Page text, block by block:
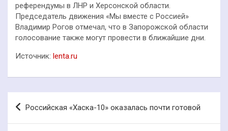
референдумы в ЛНР и Херсонской области.
Председатель движения «Мы вместе с Россией»
Владимир Рогов отмечал, что в Запорожской области
голосование также могут провести в ближайшие дни.
Источник: lenta.ru
Навигация
по
Российская «Хаска-10» оказалась почти готовой